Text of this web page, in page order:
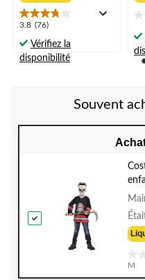
partir
3.8 (76)
3.8
étoile(s)
sur
5.
Vérifiez la
disponibilité
5.
Souvent
0.0
M